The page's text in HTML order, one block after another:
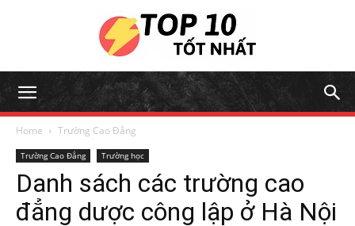
Home Trường Cao Đẳng
Trường Cao Đẳng Trường học
Danh sách các trường cao
đẳng dược công lập ở Hà Nội